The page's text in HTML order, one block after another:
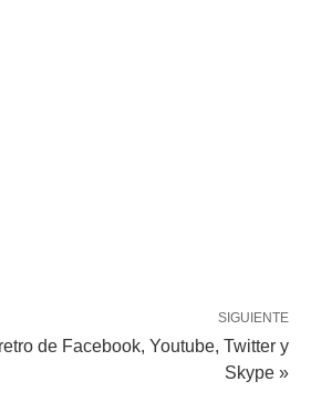
SIGUIENTE
de Facebook, Youtube, Twitter y
Skype »